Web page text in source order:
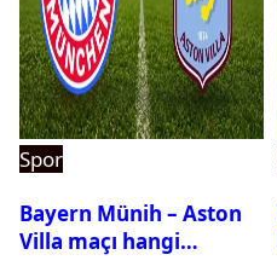
Spor
Bayern Münih – Aston
Villa maçı hangi